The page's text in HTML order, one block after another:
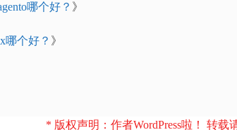
哪个好？ 》
哪个好？ 》
* 版权声明：作者WordPress啦！ 转载